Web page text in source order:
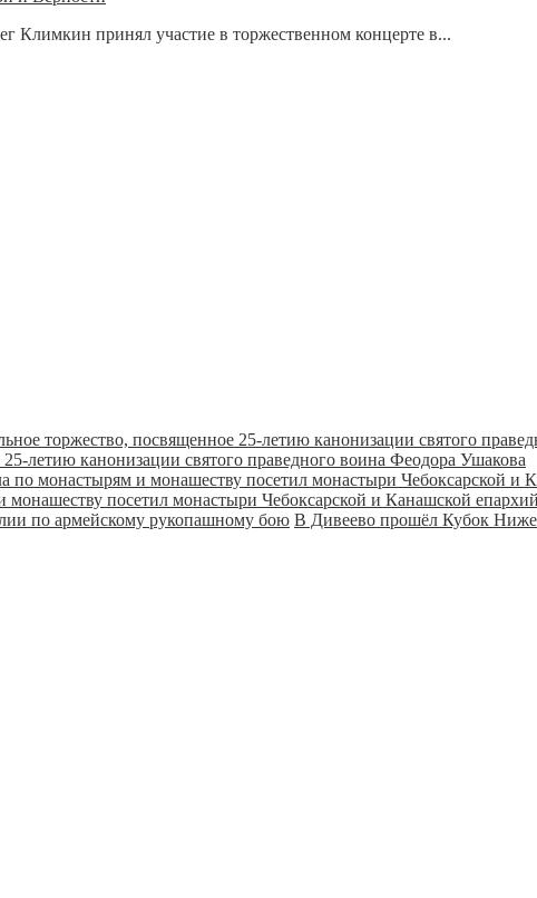
Климкин принял участие в торжественном концерте в...
летию канонизации святого праведного воина Феодора Ушакова
монашеству посетил монастыри Чебоксарской и Канашской
В Дивеево прошёл Кубок